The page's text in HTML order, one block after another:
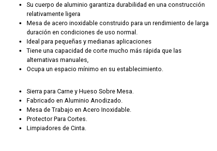
Su cuerpo de aluminio garantiza durabilidad en una construcción
relativamente ligera
Mesa de acero inoxidable construido para un rendimiento de larga
duración en condiciones de uso normal.
Ideal para pequeñas y medianas aplicaciones
Tiene una capacidad de corte mucho más rápida que las
alternativas manuales,
Ocupa un espacio mínimo en su establecimiento.
Sierra para Carne y Hueso Sobre Mesa.
Fabricado en Aluminio Anodizado.
Mesa de Trabajo en Acero Inoxidable.
Protector Para Cortes.
Limpiadores de Cinta.